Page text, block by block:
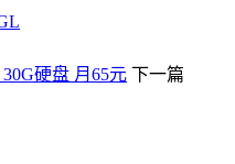
硬盘 月65元 下一篇